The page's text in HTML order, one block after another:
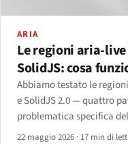
ARIA
Le regioni aria-live
SolidJS: cosa
Abbiamo testato le
e SolidJS 2.0 — quattro
problematica specifica
comportamento, il codice
22 maggio 2026 · 17 min di